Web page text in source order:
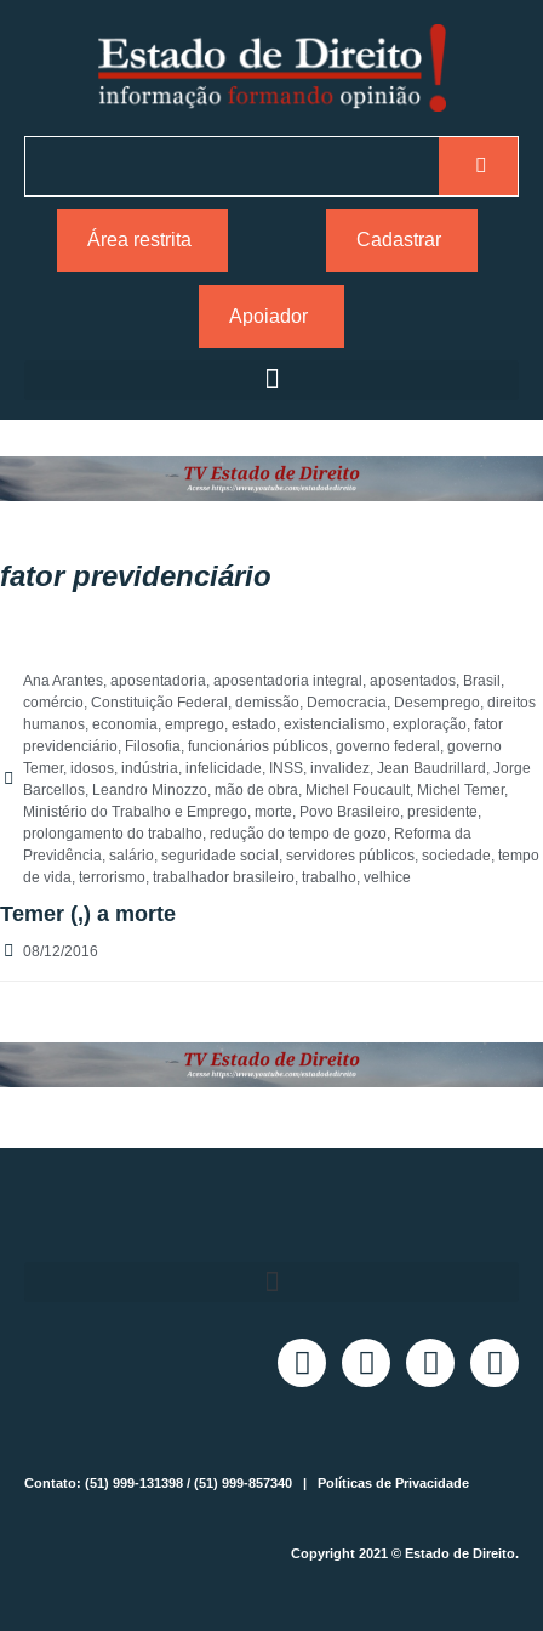
Área restrita Cadastrar
Apoiador
fator previdenciário
Ana Arantes, aposentadoria, aposentadoria integral , aposentados, Brasil ,
comércio, Constituição Federal , demissão, Democracia, Desemprego, direitos
humanos, economia, emprego, estado, existencialismo, exploração, fator
previdenciário, Filosofia, funcionários públicos, governo federal , governo
Temer, idosos, indústria, infelicidade, INSS, invalidez, Jean Baudrillard , Jorge
Barcellos, Leandro Minozzo, mão de obra, Michel Foucault, Michel Temer,
Ministério do Trabalho e Emprego, morte, Povo Brasileiro, presidente,
prolongamento do trabalho, redução do tempo de gozo, Reforma da
Previdência, salário, seguridade social , servidores públicos, sociedade, tempo
de vida, terrorismo, trabalhador brasileiro, trabalho, velhice
Temer (,) a morte
08/12/2016
Contato: (51) 999-131398 / (51) 999-857340 | Políticas de Privacidade
Copyright 2021 © Estado de Direito.